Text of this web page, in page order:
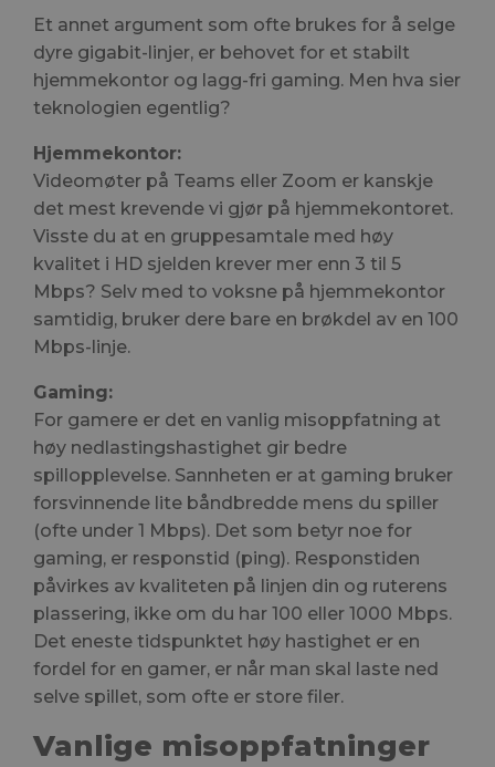
Et annet argument som ofte brukes for å selge
dyre gigabit-linjer, er behovet for et stabilt
hjemmekontor og lagg-fri gaming. Men hva sier
teknologien egentlig?
Hjemmekontor:
Videomøter på Teams eller Zoom er kanskje
det mest krevende vi gjør på hjemmekontoret.
Visste du at en gruppesamtale med høy
kvalitet i HD sjelden krever mer enn 3 til 5
Mbps? Selv med to voksne på hjemmekontor
samtidig, bruker dere bare en brøkdel av en 100
Mbps-linje.
Gaming:
For gamere er det en vanlig misoppfatning at
høy nedlastingshastighet gir bedre
spillopplevelse. Sannheten er at gaming bruker
forsvinnende lite båndbredde mens du spiller
(ofte under 1 Mbps). Det som betyr noe for
gaming, er responstid (ping). Responstiden
påvirkes av kvaliteten på linjen din og ruterens
plassering, ikke om du har 100 eller 1000 Mbps.
Det eneste tidspunktet høy hastighet er en
fordel for en gamer, er når man skal laste ned
selve spillet, som ofte er store filer.
Vanlige misoppfatninger